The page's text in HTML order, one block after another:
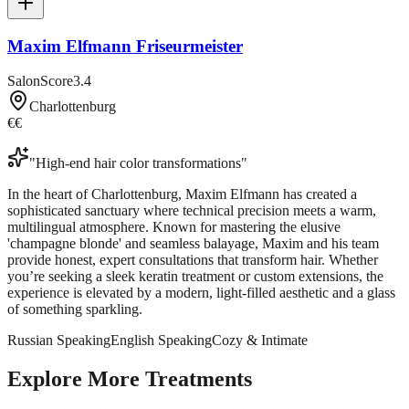
Maxim Elfmann Friseurmeister
SalonScore3.4
Charlottenburg
€€
"High-end hair color transformations"
In the heart of Charlottenburg, Maxim Elfmann has created a
sophisticated sanctuary where technical precision meets a warm,
multilingual atmosphere. Known for mastering the elusive
'champagne blonde' and seamless balayage, Maxim and his team
provide honest, expert consultations that transform hair. Whether
you’re seeking a sleek keratin treatment or custom extensions, the
experience is elevated by a modern, light-filled aesthetic and a glass
of something sparkling.
Russian SpeakingEnglish SpeakingCozy & Intimate
Explore More Treatments